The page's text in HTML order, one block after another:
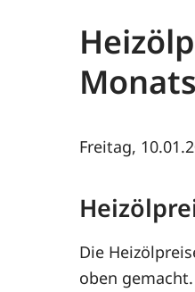
Freitag,
Die
oben